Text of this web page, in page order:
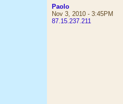
Paolo
Nov 3, 2010 - 3:45PM
87.15.237.211